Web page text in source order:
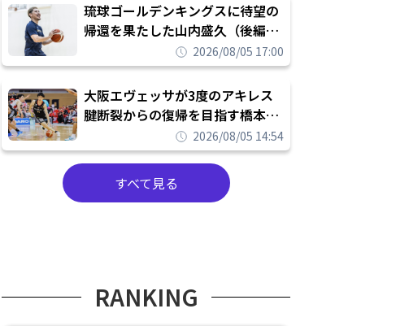
琉球ゴールデンキングスに待望の
帰還を果たした山内盛久（後編）
「1人のウチナーンチュとしてみ
んなが誇りに思えるチームにして
いく」
2026/08/05 17:00
大阪エヴェッサが3度のアキレス
腱断裂からの復帰を目指す橋本拓
哉と契約を締結「もう一度コート
に立ちたい」
2026/08/05 14:54
すべて見る
RANKING